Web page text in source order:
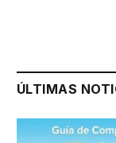
ÚLTIMAS